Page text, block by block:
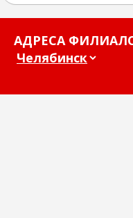
АДРЕСА